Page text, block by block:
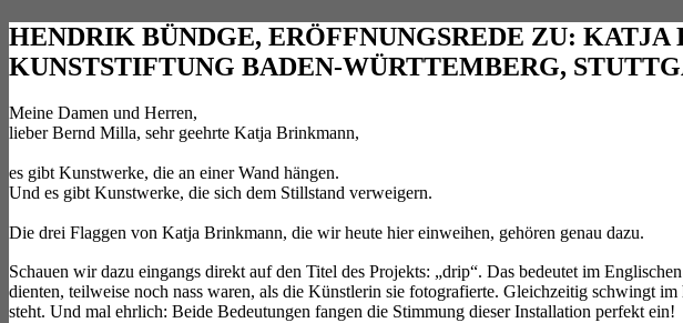
HENDRIK BÜNDGE, ERÖFFNUNGSREDE ZU:
KUNSTSTIFTUNG BADEN-WÜRTTEMBERG,
Meine Damen und Herren,
lieber Bernd Milla, sehr geehrte Katja Brinkmann,
es gibt Kunstwerke, die an einer Wand hängen.
Und es gibt Kunstwerke, die sich dem Stillstand verweigern.
Die drei Flaggen von Katja Brinkmann, die wir heute hier einweihen, gehören genau dazu.
Schauen wir dazu eingangs direkt auf den Titel des Projekts: „drip“. Das bedeutet im
dienten, teilweise noch nass waren, als die Künstlerin sie fotografierte. Gleichzeitig schwingt
steht. Und mal ehrlich: Beide Bedeutungen fangen die Stimmung dieser Installation perfekt ein!